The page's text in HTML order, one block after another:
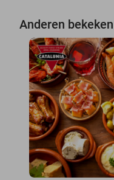
Anderen